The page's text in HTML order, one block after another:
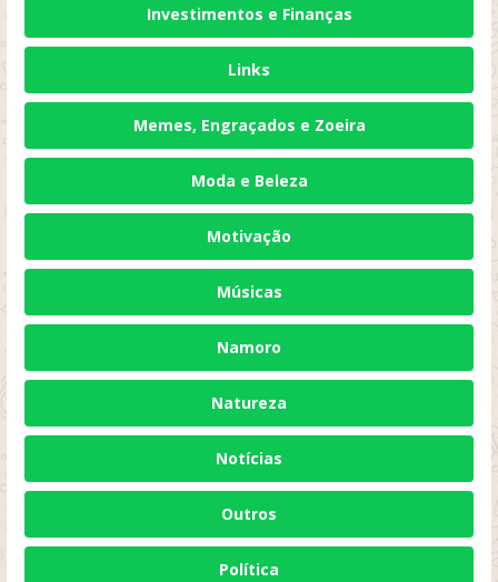
Investimentos e Finanças
Links
Memes, Engraçados e Zoeira
Moda e Beleza
Motivação
Músicas
Namoro
Natureza
Notícias
Outros
Política